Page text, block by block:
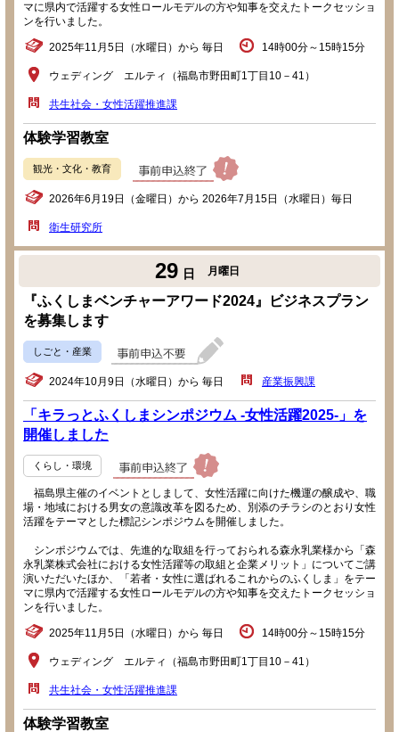
マに県内で活躍する女性ロールモデルの方や知事を交えたトークセッショ
ンを行いました。
2025年11月5日（水曜日）から 毎日 14時00分～15時15分
ウェディング エルティ（福島市野田町1丁目10－41）
共生社会・女性活躍推進課
体験学習教室
観光・文化・教育
2026年6月19日（金曜日）から 2026年7月15日（水曜日）毎日
衛生研究所
29 日 月曜日
『ふくしまベンチャーアワード2024』ビジネスプラン
を募集します
しごと・産業
2024年10月9日（水曜日）から 毎日 産業振興課
「キラっとふくしまシンポジウム -女性活躍2025-」を
開催しました
くらし・環境
福島県主催のイベントとしまして、女性活躍に向けた機運の醸成や、職
場・地域における男女の意識改革を図るため、別添のチラシのとおり女性
活躍をテーマとした標記シンポジウムを開催しました。
シンポジウムでは、先進的な取組を行っておられる森永乳業様から「森
永乳業株式会社における女性活躍等の取組と企業メリット」についてご講
演いただいたほか、「若者・女性に選ばれるこれからのふくしま」をテー
マに県内で活躍する女性ロールモデルの方や知事を交えたトークセッショ
ンを行いました。
2025年11月5日（水曜日）から 毎日 14時00分～15時15分
ウェディング エルティ（福島市野田町1丁目10－41）
共生社会・女性活躍推進課
体験学習教室